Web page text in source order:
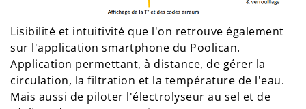
Lisibilité et intuitivité que l'on retrouve également
sur l'application smartphone du Poolican.
Application permettant, à distance, de gérer la
circulation, la filtration et la température de l'eau.
Mais aussi de piloter l'électrolyseur au sel et de